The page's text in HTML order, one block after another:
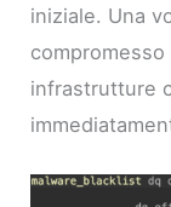
iniziale. Una
infrastrutture